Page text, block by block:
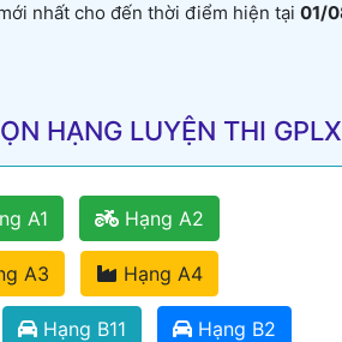
nhất cho đến thời điểm hiện tại 01/
HẠNG LUYỆN THI GPLX
A1 Hạng A2
A3 Hạng A4
Hạng B11 Hạng B2